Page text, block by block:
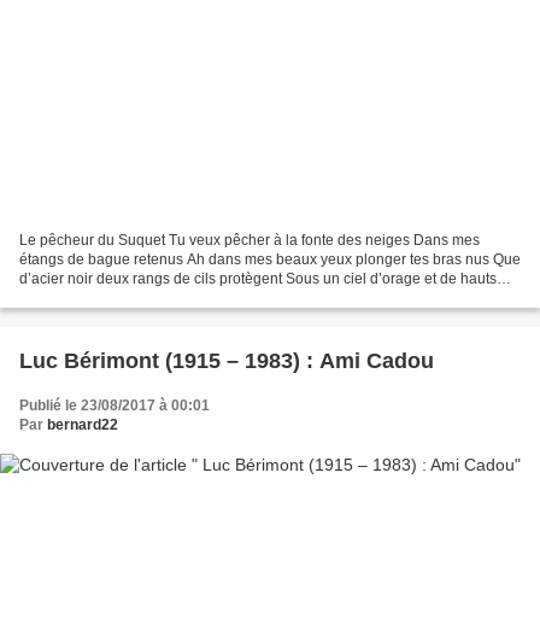
Le pêcheur du Suquet Tu veux pêcher à la fonte des neiges Dans mes
étangs de bague retenus Ah dans mes beaux yeux plonger tes bras nus Que
d’acier noir deux rangs de cils protègent Sous un ciel d’orage et de hauts
Luc Bérimont (1915 – 1983) : Ami Cadou
Publié le 23/08/2017 à 00:01
Par bernard22